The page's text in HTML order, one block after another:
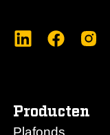
Producten
Plafonds